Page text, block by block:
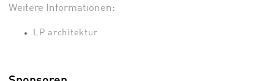
Weitere Informationen:
LP architektur